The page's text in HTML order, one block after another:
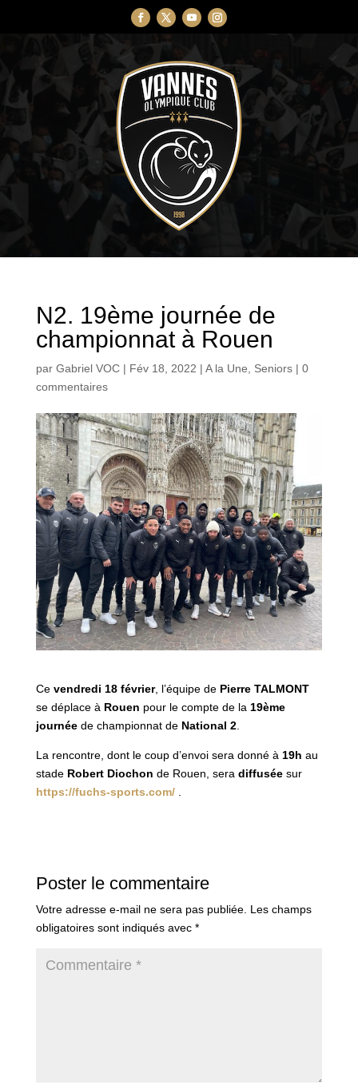
N2. 19ème journée de
championnat à Rouen
par Gabriel VOC| Fév 18, 2022 | A la Une, Seniors| 0
commentaires
Ce vendredi 18 février, l’équipe dePierre TALMONT
se déplace à Rouen pour le compte de la 19ème
journéede championnat de National 2.
La rencontre, dont le coup d’envoi sera donné à 19h au
stade Robert Diochon de Rouen, sera diffuséesur
https://fuchs-sports.com/.
Poster le commentaire
Votre adresse e-mail ne sera pas publiée. Les champs
obligatoires sont indiqués avec *